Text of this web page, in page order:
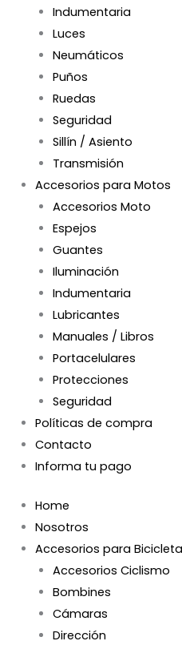
Indumentaria
Luces
Neumáticos
Puños
Ruedas
Seguridad
Sillín / Asiento
Transmisión
Accesorios para Motos
Accesorios Moto
Espejos
Guantes
Iluminación
Indumentaria
Lubricantes
Manuales / Libros
Portacelulares
Protecciones
Seguridad
Políticas de compra
Contacto
Informa tu pago
Home
Nosotros
Accesorios para
Accesorios Ciclismo
Bombines
Cámaras
Dirección